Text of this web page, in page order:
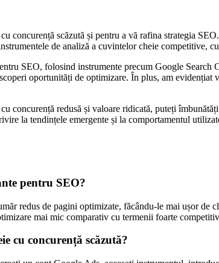
concurență scăzută și pentru a vă rafina strategia
de analiză a cuvintelor cheie competitive,
SEO, folosind instrumente precum Google Search
oportunități de optimizare. În plus, am evidențiat
concurență redusă și valoare ridicată, puteți
la tendințele emergente și la comportamentul
pentru SEO?
redus de pagini optimizate, făcându-le mai ușor de
mai mic comparativ cu termenii foarte
cu concurență scăzută?